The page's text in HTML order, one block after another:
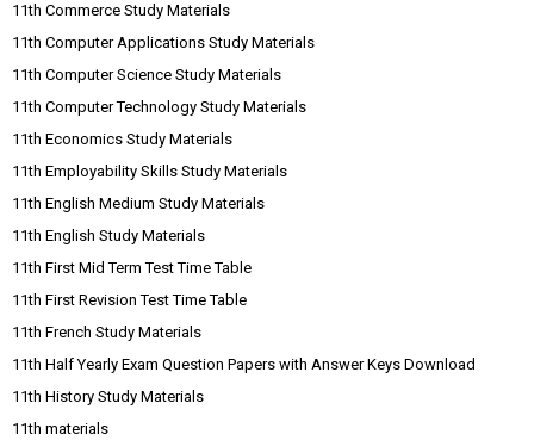
11th Commerce Study Materials
11th Computer Applications Study Materials
11th Computer Science Study Materials
11th Computer Technology Study Materials
11th Economics Study Materials
11th Employability Skills Study Materials
11th English Medium Study Materials
11th English Study Materials
11th First Mid Term Test Time Table
11th First Revision Test Time Table
11th French Study Materials
11th Half Yearly Exam Question Papers with Answer Keys Download
11th History Study Materials
11th materials